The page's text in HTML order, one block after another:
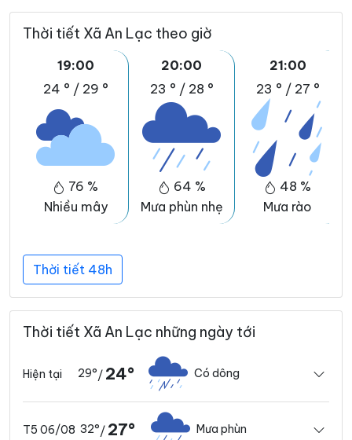
Thời tiết Xã An Lạc theo giờ
19:00
24 ° / 29 °
76 %
Nhiều mây
20:00
23 ° / 28 °
64 %
Mưa phùn nhẹ
21:00
23 ° / 27 °
48 %
Mưa rào
Thời tiết 48h
Thời tiết Xã An Lạc những ngày tới
Hiện tại 29°/ 24° Có dông
T5 06/08 32°/ 27° Mưa phùn